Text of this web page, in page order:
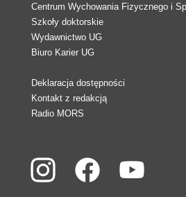
Centrum Wychowania Fizycznego i
Szkoły doktorskie
Wydawnictwo UG
Biuro Karier UG
Deklaracja dostępności
Kontakt z redakcją
Radio MORS